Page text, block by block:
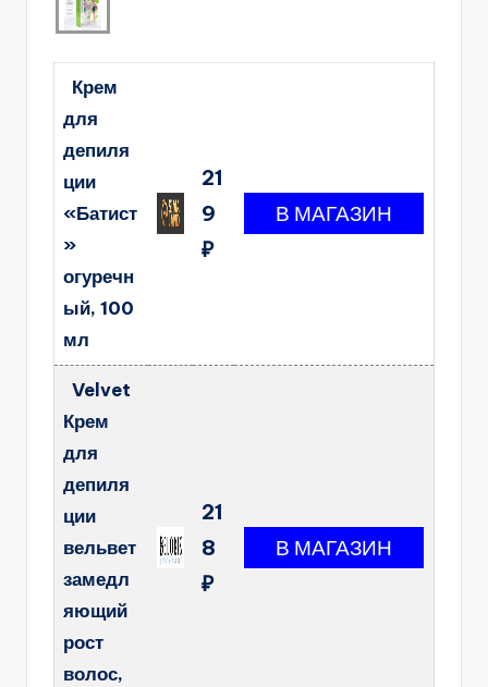
Крем
для
депиля
ции
«Батист
»
огуречн
ый, 100
мл
21
9
₽
Velvet
Крем
для
депиля
ции
вельвет
замедл
яющий
рост
волос,
21
8
₽